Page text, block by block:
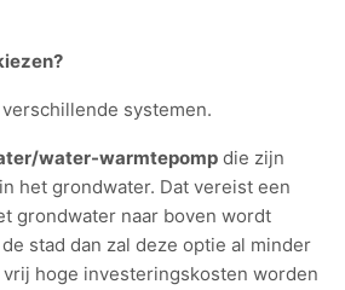
systemen.
water-warmtepomp die zijn
het grondwater. Dat vereist een
grondwater naar boven wordt
stad dan zal deze optie al minder
hoge investeringskosten worden